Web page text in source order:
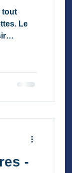
tout
Le
-